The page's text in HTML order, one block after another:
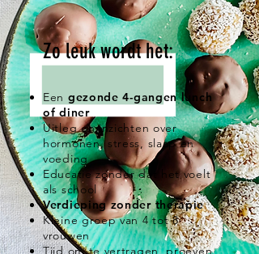
Zo leuk wordt het:​
Een gezonde 4-gangen lunch
of diner
Uitleg en inzichten over
hormonen, stress, slaap en
voeding
Educatie zonder dat het voelt
als school
Verdieping zonder therapie
Kleine groep van 4 tot 8
vrouwen
Tijd om te vertragen, proeven